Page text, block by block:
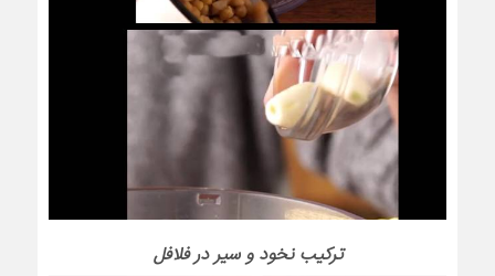
ترکیب نخود و سیر در فلافل